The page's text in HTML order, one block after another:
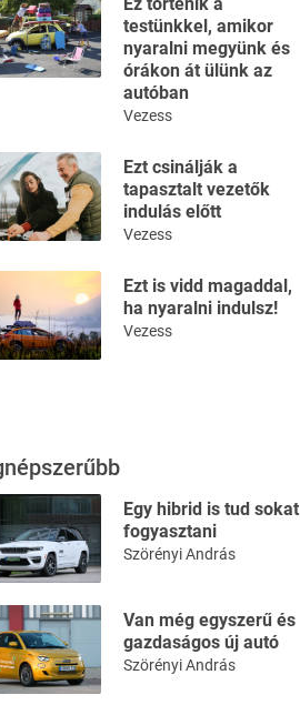
testünkkel, amikor
nyaralni megyünk és
órákon át ülünk az
autóban
Vezess
Ezt csinálják a
tapasztalt vezetők
indulás előtt
Vezess
Ezt is vidd magaddal,
ha nyaralni indulsz!
Vezess
Egy hibrid is tud sokat
fogyasztani
Szörényi András
Van még egyszerű és
gazdaságos új autó
Szörényi András